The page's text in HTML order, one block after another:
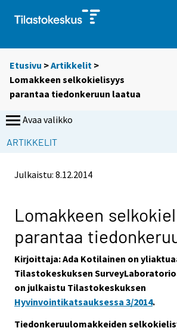
Etusivu >Artikkelit >
Lomakkeen selkokielisyys
parantaa tiedonkeruun laatua
Avaa valikko
ARTIKKELIT
Julkaistu: 8.12.2014
Lomakkeen
parantaa
Kirjoittaja: Ada Kotilainen on
Tilastokeskuksen
on julkaistu Tilastokeskuksen
Hyvinvointikatsauksessa 3/2014.
Tiedonkeruulomakkeiden